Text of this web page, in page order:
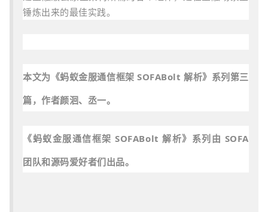
锤炼出来的最佳实践。
本文为《蚂蚁金服通信框架 SOFABolt 解析》系列第三
篇，作者颜洄、 丞一。
《蚂蚁金服通信框架 SOFABolt 解析》系列由 SOFA
团队和源码爱好者们出品。